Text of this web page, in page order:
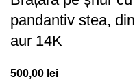
pandantiv stea, din
aur 14K
500,00 lei